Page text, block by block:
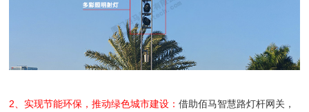
2、实现节能环保，推动绿色城市建设：借助佰马智慧路灯杆网关，